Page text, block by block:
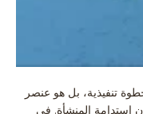
تنفيذية، بل هو عنصر
استدامة المنشأة. في